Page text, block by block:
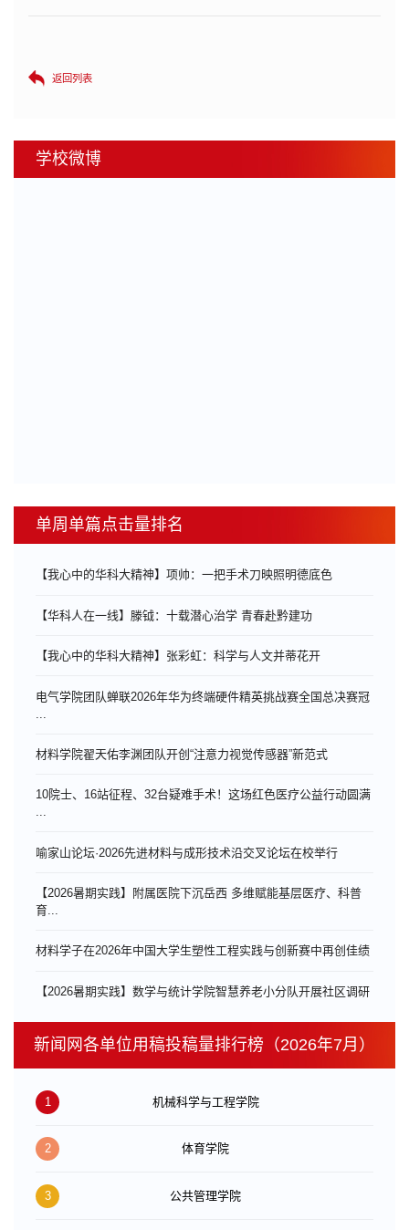
返回列表
学校微博
单周单篇点击量排名
【我心中的华科大精神】项帅：一把手术刀映照明德底色
【华科人在一线】滕钺：十载潜心治学 青春赴黔建功
【我心中的华科大精神】张彩虹：科学与人文并蒂花开
电气学院团队蝉联2026年华为终端硬件精英挑战赛全国总决赛冠
材料学院翟天佑李渊团队开创“注意力视觉传感器”新范式
10院士、16站征程、32台疑难手术！这场红色医疗公益行动圆满
...
喻家山论坛·2026先进材料与成形技术沿交叉论坛在校举行
【2026暑期实践】附属医院下沉岳西 多维赋能基层医疗、科普
育...
材料学子在2026年中国大学生塑性工程实践与创新赛中再创佳绩
【2026暑期实践】数学与统计学院智慧养老小分队开展社区调研
新闻网各单位用稿投稿量排行榜（2026年7月）
1 机械科学与工程学院
2 体育学院
3 公共管理学院